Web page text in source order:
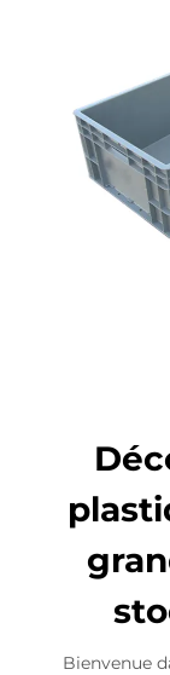
Bienvenue